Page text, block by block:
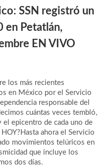
SSN registró un
en Petatlán,
EN VIVO
los más recientes
en México por el Servicio
responsable del
cuántas veces tembló,
el epicentro de cada uno de
ahora el Servicio
movimientos telúricos en
que incluye los
dos días.